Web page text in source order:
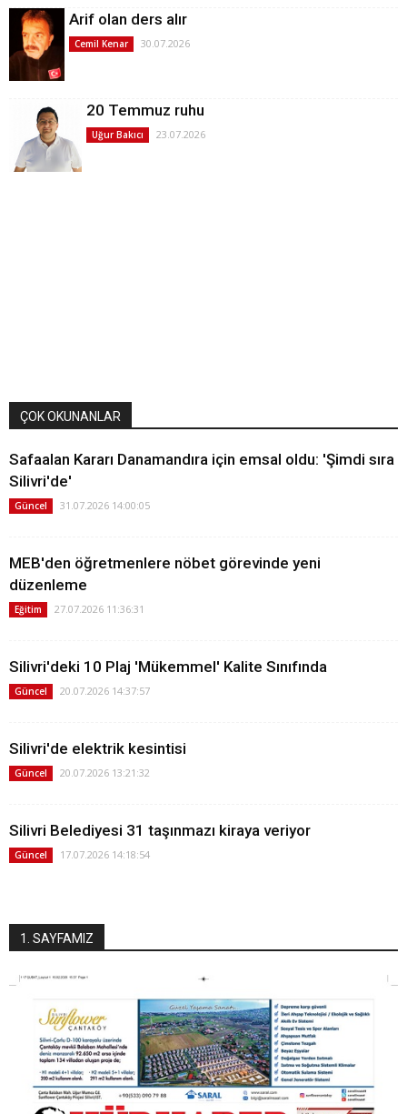
Arif olan ders alır
Cemil Kenar 30.07.2026
20 Temmuz ruhu
Uğur Bakıcı 23.07.2026
ÇOK OKUNANLAR
Safaalan Kararı Danamandıra için emsal oldu: 'Şimdi sıra
Silivri'de'
Güncel 31.07.2026 14:00:05
MEB'den öğretmenlere nöbet görevinde yeni
düzenleme
Eğitim 27.07.2026 11:36:31
Silivri'deki 10 Plaj 'Mükemmel' Kalite Sınıfında
Güncel 20.07.2026 14:37:57
Silivri'de elektrik kesintisi
Güncel 20.07.2026 13:21:32
Silivri Belediyesi 31 taşınmazı kiraya veriyor
Güncel 17.07.2026 14:18:54
1. SAYFAMIZ